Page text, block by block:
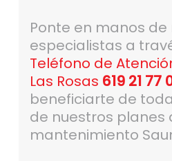
Ponte en manos de
especialistas a
Teléfono de
Las Rosas 619 21 77
beneficiarte de
de nuestros planes
mantenimiento